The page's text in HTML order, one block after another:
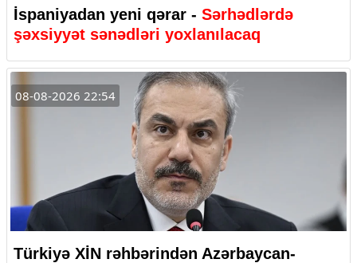
İspaniyadan yeni qərar - Sərhədlərdə
şəxsiyyət sənədləri yoxlanılacaq
08-08-2026 22:54
Türkiyə XİN rəhbərindən Azərbaycan-